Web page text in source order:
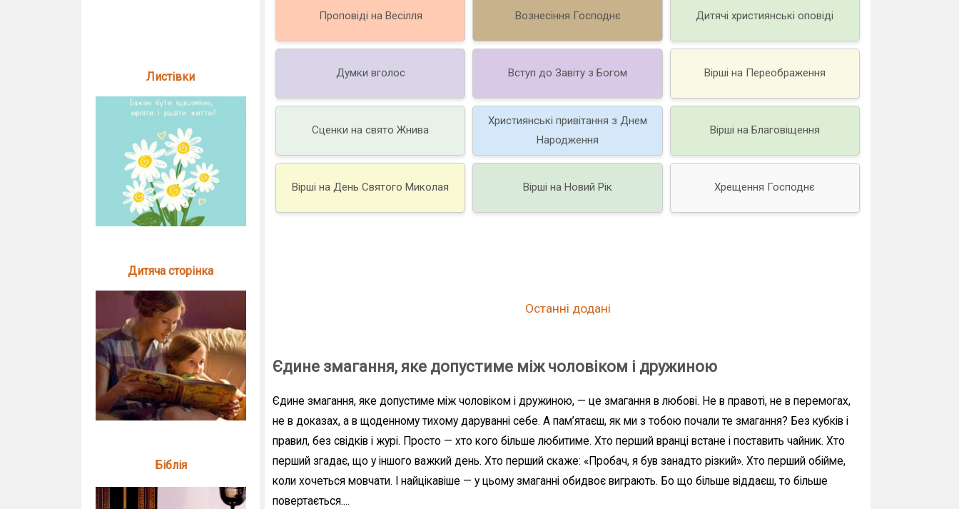
Листівки
Дитяча сторінка
Біблія
Проповіді на Весілля Вознесіння Господнє Дитячі християнські оповіді
Думки вголос Вступ до Завіту з Богом Вірші на Переображення
Сценки на свято Жнива
Християнські привітання з Днем
Народження
Вірші на Благовіщення
Вірші на День Святого Миколая Вірші на Новий Рік Хрещення Господнє
Останні додані
Єдине змагання, яке допустиме між чоловіком і дружиною
Єдине змагання, яке допустиме між чоловіком і дружиною, — це змагання в любові. Не в правоті, не в перемогах,
не в доказах, а в щоденному тихому даруванні себе. А пам’ятаєш, як ми з тобою почали те змагання? Без кубків і
правил, без свідків і журі. Просто — хто кого більше любитиме. Хто перший вранці встане і поставить чайник. Хто
перший згадає, що у іншого важкий день. Хто перший скаже: «Пробач, я був занадто різкий». Хто перший обійме,
коли хочеться мовчати. І найцікавіше — у цьому змаганні обидвоє виграють. Бо що більше віддаєш, то більше
повертається....